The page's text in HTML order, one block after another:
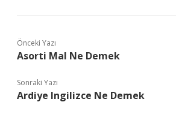
Önceki Yazı
Asorti Mal Ne Demek
Sonraki Yazı
Ardiye Ingilizce Ne Demek